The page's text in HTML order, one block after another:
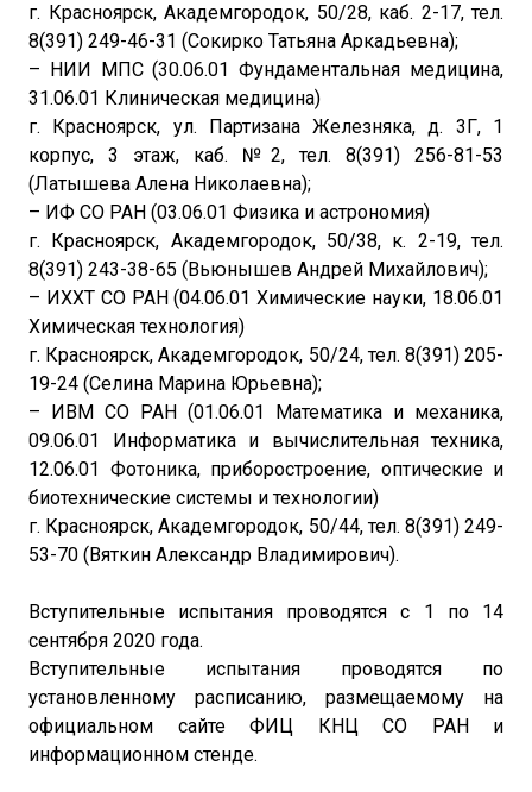
г. Красноярск, Академгородок, 50/28, каб. 2-17, тел.
8(391) 249-46-31 (Сокирко Татьяна Аркадьевна);
– НИИ МПС (30.06.01 Фундаментальная медицина,
31.06.01 Клиническая медицина)
г. Красноярск, ул. Партизана Железняка, д. 3Г, 1
корпус, 3 этаж, каб. №2, тел. 8(391) 256-81-53
(Латышева Алена Николаевна);
– ИФ СО РАН (03.06.01 Физика и астрономия)
г. Красноярск, Академгородок, 50/38, к. 2-19, тел.
8(391) 243-38-65 (Вьюнышев Андрей Михайлович);
– ИХХТ СО РАН (04.06.01 Химические науки, 18.06.01
Химическая технология)
г. Красноярск, Академгородок, 50/24, тел. 8(391) 205-
19-24 (Селина Марина Юрьевна);
– ИВМ СО РАН (01.06.01 Математика и механика,
09.06.01 Информатика и вычислительная техника,
12.06.01 Фотоника, приборостроение, оптические и
биотехнические системы и технологии)
г. Красноярск, Академгородок, 50/44, тел. 8(391) 249-
53-70 (Вяткин Александр Владимирович).
Вступительные испытания проводятся с 1 по 14
сентября 2020 года.
Вступительные испытания проводятся по
установленному расписанию, размещаемому на
официальном сайте ФИЦ КНЦ СО РАН и
информационном стенде.